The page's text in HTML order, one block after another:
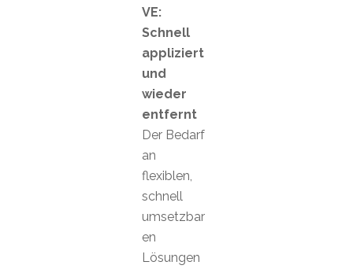
VE:
Schnell
appliziert
und
wieder
entfernt
Der Bedarf
an
flexiblen,
schnell
umsetzbar
en
Lösungen